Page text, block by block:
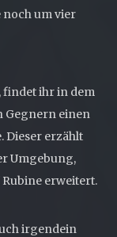
noch um vier
findet ihr in dem
Gegnern einen
Dieser erzählt
Umgebung,
erweitert.
irgendein